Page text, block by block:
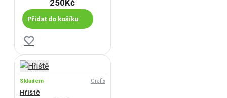
250Kč
Přidat do košíku
Skladem Grafix
Hřiště